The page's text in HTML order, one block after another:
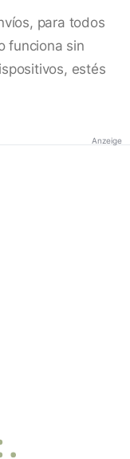
para todos
funciona sin
estés
Anzeige